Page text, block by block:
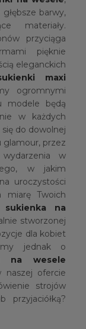
barwy,
materiały.
przyciąga
pięknie
eleganckich
maxi
ogromnymi
modele będą
w każdych
do dowolnej
glamour, przez
w
w jakim
uroczystości
miarę Twoich
sukienka na
stworzonej
dla kobiet
jednak o
na wesele
naszej ofercie
strojów